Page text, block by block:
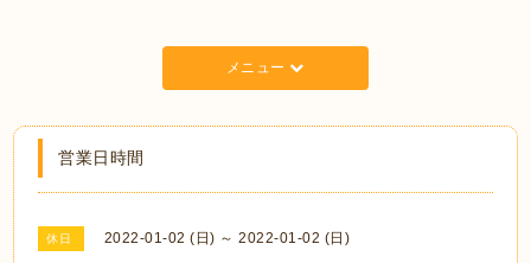
メニュー
営業日時間
休日 2022-01-02 (日) ～ 2022-01-02 (日)